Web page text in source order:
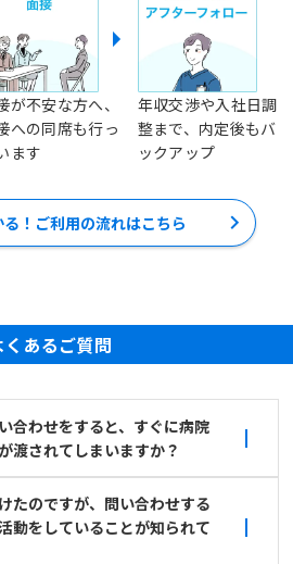
が不安な方へ、
への同席も行っ
ます
年収交渉や入社日調
整まで、内定後もバ
ックアップ
！ご利用の流れはこちら
くあるご質問
合わせをすると、すぐに病院
渡されてしまいますか？
たのですが、問い合わせする
動をしていることが知られて